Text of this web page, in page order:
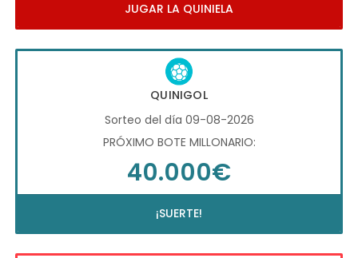
JUGAR LA QUINIELA
QUINIGOL
Sorteo del día 09-08-2026
PRÓXIMO BOTE MILLONARIO:
40.000€
¡SUERTE!